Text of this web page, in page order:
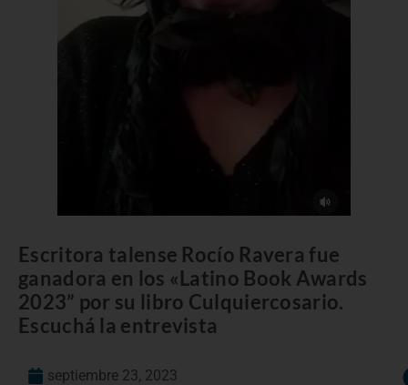
Escritora talense Rocío Ravera fue
ganadora en los «Latino Book Awards
2023” por su libro Culquiercosario.
Escuchá la entrevista
septiembre 23, 2023